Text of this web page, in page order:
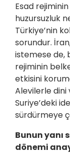
Esad
huzursuzluk
Türkiye’nin
sorundur.
istemese de,
rejiminin
etkisini
Alevilerle
Suriye’deki
sürdürmeye
Bunun yanı
dönemi